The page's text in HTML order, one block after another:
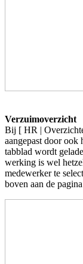
Verzuimoverzicht
Bij [ HR |
aangepast door ook
tabblad wordt
werking is wel
medewerker te
boven aan de